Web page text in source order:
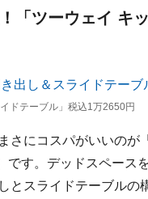
「ツーウェイ キ
ドテーブル」税込1万2650円
さにコスパがいいのが
です。デッドスペース
とスライドテーブル